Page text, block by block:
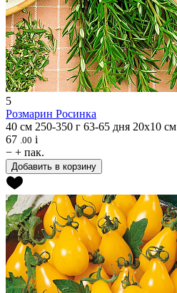
5
Розмарин Росинка
40 см 250-350 г 63-65 дня 20х10 см
67 .00 i
− + пак.
Добавить в корзину